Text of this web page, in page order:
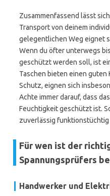
Zusammenfassend lässt
Transport von deinem
gelegentlichen Weg eignet
Wenn du öfter unterwegs
geschützt werden soll, ist
Taschen bieten einen guten
Schutz, eignen sich
Achte immer darauf, dass
Feuchtigkeit geschützt ist.
zuverlässig
Für wen ist der
Spannungsprüfers
Handwerker und